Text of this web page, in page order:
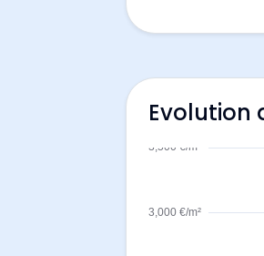
Evolution